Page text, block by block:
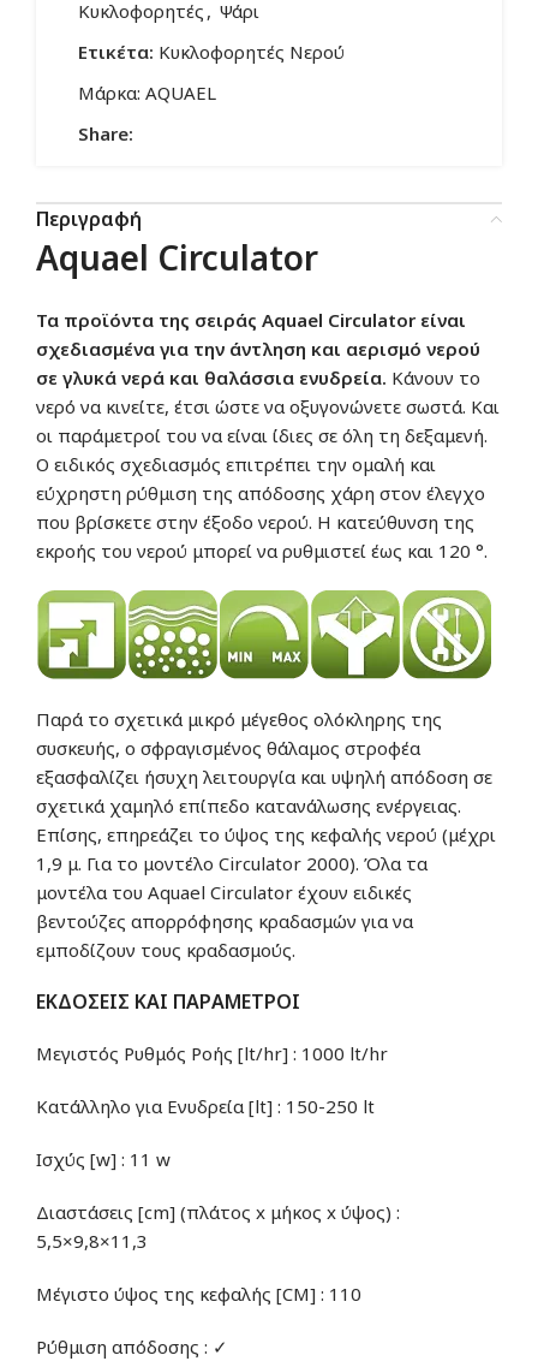
Κυκλοφορητές , Ψάρι
Ετικέτα: Κυκλοφορητές Νερού
Μάρκα: AQUAEL
Share:
Περιγραφή
Aquael Circulator
Τα προϊόντα της σειράς Aquael Circulator είναι
σχεδιασμένα για την άντληση και αερισμό νερού
σε γλυκά νερά και θαλάσσια ενυδρεία. Κάνουν το
νερό να κινείτε, έτσι ώστε να οξυγονώνετε σωστά. Και
οι παράμετροί του να είναι ίδιες σε όλη τη δεξαμενή.
Ο ειδικός σχεδιασμός επιτρέπει την ομαλή και
εύχρηστη ρύθμιση της απόδοσης χάρη στον έλεγχο
που βρίσκετε στην έξοδο νερού. Η κατεύθυνση της
εκροής του νερού μπορεί να ρυθμιστεί έως και 120 °.
Παρά το σχετικά μικρό μέγεθος ολόκληρης της
συσκευής, ο σφραγισμένος θάλαμος στροφέα
εξασφαλίζει ήσυχη λειτουργία και υψηλή απόδοση σε
σχετικά χαμηλό επίπεδο κατανάλωσης ενέργειας.
Επίσης, επηρεάζει το ύψος της κεφαλής νερού (μέχρι
1,9 μ. Για το μοντέλο Circulator 2000). Όλα τα
μοντέλα του Aquael Circulator έχουν ειδικές
βεντούζες απορρόφησης κραδασμών για να
εμποδίζουν τους κραδασμούς.
ΕΚΔΟΣΕΙΣ ΚΑΙ ΠΑΡΑΜΕΤΡΟΙ
Μεγιστός Ρυθμός Ροής [lt/hr] : 1000 lt/hr
Κατάλληλο για Ενυδρεία [lt] : 150-250 lt
Ισχύς [w] : 11 w
Διαστάσεις [cm] (πλάτος x μήκος x ύψος) :
5,5×9,8×11,3
Μέγιστο ύψος της κεφαλής [CM] : 110
Ρύθμιση απόδοσης : ✓